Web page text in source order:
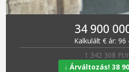
34 900
Kalkulált € ár: 96
1 342 308 Ft/
↓ Árváltozás! 38